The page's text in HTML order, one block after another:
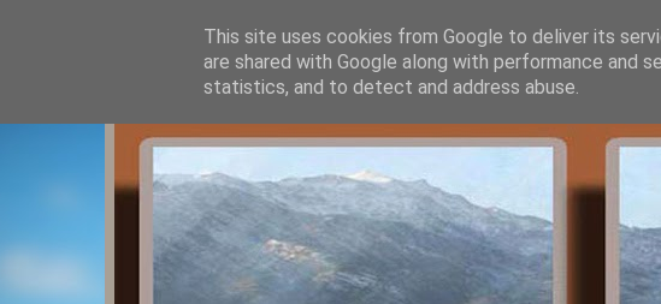
This site uses cookies from Google to deliver its
are shared with Google along with performance and
statistics, and to detect and address abuse.